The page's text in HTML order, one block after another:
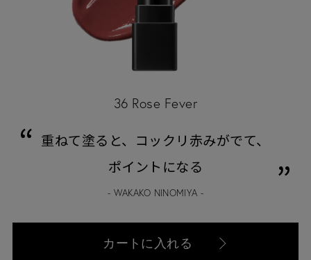
36 Rose Fever
重ねて塗ると、コックリ赤みがでて、
ポイントになる
- WAKAKO NINOMIYA -
カートに入れる